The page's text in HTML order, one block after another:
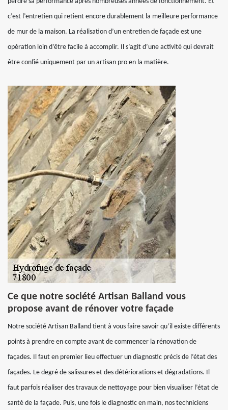
c’est l’entretien qui retient encore durablement la meilleure performance
de mur de la maison. La réalisation d’un entretien de façade est une
opération loin d’être facile à accomplir. Il s’agit d’une activité qui devrait
être confié uniquement par un artisan pro en la matière.
Ce que notre société Artisan Balland vous
propose avant de rénover votre façade
Notre société Artisan Balland tient à vous faire savoir qu’il existe différents
points à prendre en compte avant de commencer la rénovation de
façades. Il faut en premier lieu effectuer un diagnostic précis de l’état des
façades. Le degré de salissures et des détériorations et dégradations. Il
faut parfois réaliser des travaux de nettoyage pour bien visualiser l’état de
santé de la façade. Puis, une fois le diagnostic en main, nos techniciens